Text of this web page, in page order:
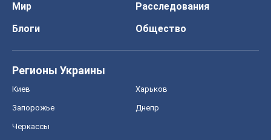
Мир
Расследования
Блоги
Общество
Регионы Украины
Киев Харьков
Запорожье Днепр
Черкассы